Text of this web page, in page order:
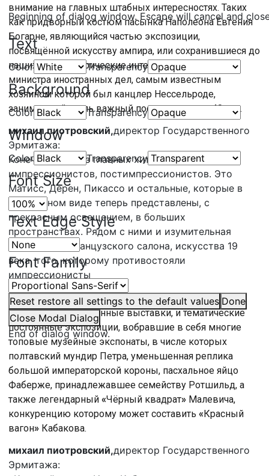
Beginning of dialog window. Escape will cancel and
Text
Color Transparency
Background
Color Transparency
Window
Color Transparency
Font Size
Text Edge Style
Font Family
Reset restore all settings to the default values Done
Close Modal Dialog
End of dialog window.
внимание на главных штабных интересностях. Таких
как придворный костюм пасынка Наполеона Евгения
Богарне, являющийся частью экспозиции,
посвящённой искусству ампира, или сохранившиеся до
наших дней исторические интерьеры квартиры
министра иностранных дел, самым известным
хозяином которой был канцлер Нессельроде,
занимавший столь важный пост рекордные 40 лет.
михаил пиотровский,директор Государственного
Эрмитажа:
Конечно, один из главных хитов — это выставка
импрессионистов, постимпрессионистов. Это
Матисс, Дерен, Пикассо и остальные, которые в
прекрасном виде теперь представлены, с
прекрасным освещением, в больших
пространствах. Рядом с ними и изумительная
экспозиция французского салона, искусства 19
века, того, которому противостояли
импрессионисты
Эрмитажный Главный Штаб сегодня – это и
резонансные временные выставки, и тематические
постоянные экспозиции, вобравшие в себя многие
топовые музейные экспонаты, в числе которых
полтавский мундир Петра, уменьшенная реплика
большой императорской короны, пасхальное яйцо
Фаберже, принадлежавшее семейству Ротшильд, а
также легендарный «Чёрный квадрат» Малевича,
конкуренцию которому может составить «Красный
вагон» Кабакова.
михаил пиотровский,директор Государственного
Эрмитажа: